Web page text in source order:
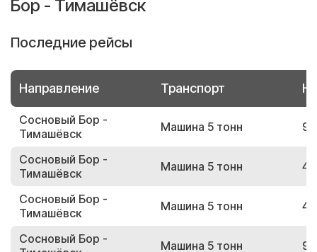
Бор - Тимашёвск
Последние рейсы
Направление Транспорт
Сосновый Бор -
Тимашёвск
Машина 5 тонн
Сосновый Бор -
Тимашёвск
Машина 5 тонн
Сосновый Бор -
Тимашёвск
Машина 5 тонн
Сосновый Бор -
Машина 5 тонн